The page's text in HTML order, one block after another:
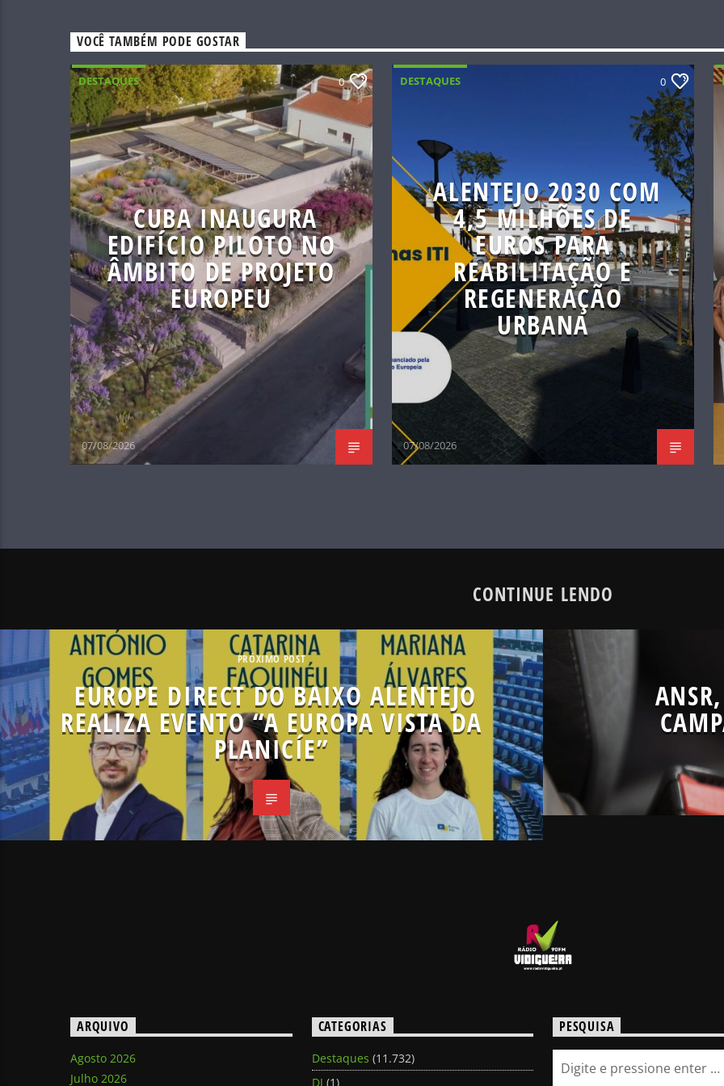
VOCÊ TAMBÉM PODE GOSTAR
DESTAQUES 0
CUBA INAUGURA
EDIFÍCIO PILOTO NO
ÂMBITO DE PROJETO
EUROPEU
07/08/2026
DESTAQUES 0
ALENTEJO 2030 COM
4,5 MILHÕES DE
EUROS PARA
REABILITAÇÃO E
REGENERAÇÃO
URBANA
07/08/2026
CONTINUE LENDO
PRÓXIMO POST
EUROPE DIRECT DO BAIXO ALENTEJO
REALIZA EVENTO “A EUROPA VISTA DA
PLANICÍE”
ARQUIVO
Agosto 2026
Julho 2026
CATEGORIAS
Destaques (11.732)
DJ (1)
PESQUISA